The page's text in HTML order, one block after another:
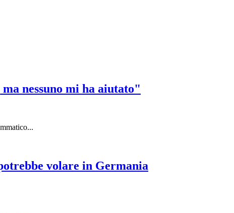
nessuno mi ha aiutato"
volare in Germania